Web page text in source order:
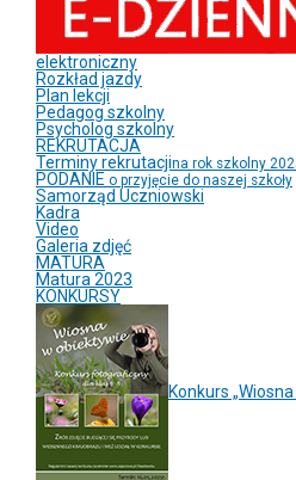
elektroniczny
Rozkład jazdy
Plan lekcji
Pedagog szkolny
Psycholog szkolny
REKRUTACJA
Terminy rekrutacjina rok szkolny
PODANIE o przyjęcie do naszej szkoły
Samorząd Uczniowski
Kadra
Video
Galeria zdjęć
MATURA
Matura 2023
KONKURSY
Konkurs